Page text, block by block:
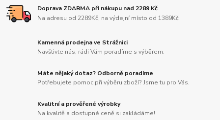
Doprava ZDARMA při nákupu nad 2289 Kč
Na adresu od 2289Kč, na výdejní místo od 1389Kč
Kamenná prodejna ve Strážnici
Navštivte nás, rádi Vám poradíme s výběrem.
Máte nějaký dotaz? Odborně poradíme
Potřebujete pomoc při výběru zboží? Jsme tu pro Vás.
Kvalitní a prověřené výrobky
Na kvalitě a dostupné ceně si zakládáme!